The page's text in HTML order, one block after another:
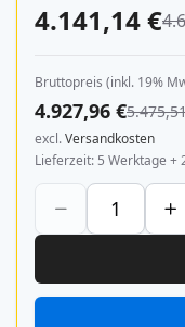
4.141,14 €
Bruttopreis (inkl. 19%
4.927,96 €
excl.Versandkosten
Lieferzeit 5 Werktage +